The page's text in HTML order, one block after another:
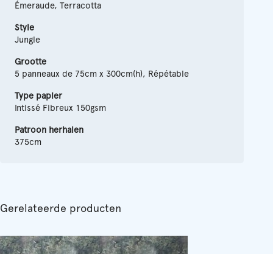
Émeraude, Terracotta
Style
Jungle
Grootte
5 panneaux de 75cm x 300cm(h), Répétable
Type papier
Intissé Fibreux 150gsm
Patroon herhalen
375cm
Gerelateerde producten